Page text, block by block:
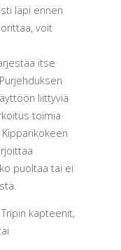
läpi ennen
voit
itse
liittyviä
toimia
puoltaa tai ei
kapteenit,